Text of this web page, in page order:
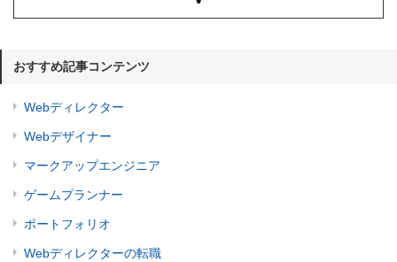
おすすめ記事コンテンツ
Webディレクター
Webデザイナー
マークアップエンジニア
ゲームプランナー
ポートフォリオ
Webディレクターの転職